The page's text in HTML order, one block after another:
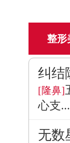
整形
纠结
[隆鼻]
心支...
无数